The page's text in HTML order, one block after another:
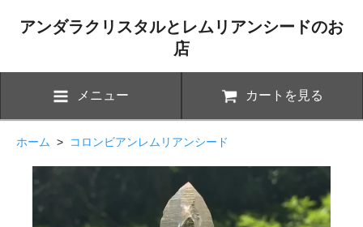
アンダラクリスタルとレムリアンシードのお
店
メニュー カートを見る
ホーム > コロンビアンレムリアンシード